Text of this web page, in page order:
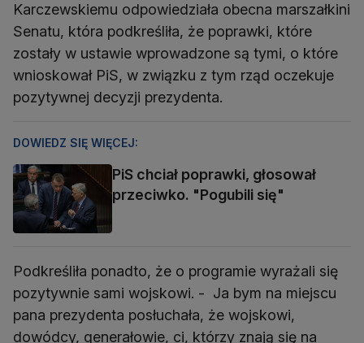
Karczewskiemu odpowiedziała obecna marszałkini
Senatu, która podkreśliła, że poprawki, które
zostały w ustawie wprowadzone są tymi, o które
wnioskował PiS, w związku z tym rząd oczekuje
pozytywnej decyzji prezydenta.
DOWIEDZ SIĘ WIĘCEJ:
PiS chciał poprawki, głosował
przeciwko. "Pogubili się"
Podkreśliła ponadto, że o programie wyrażali się
pozytywnie sami wojskowi. - Ja bym na miejscu
pana prezydenta posłuchała, że wojskowi,
dowódcy, generałowie, ci, którzy znają się na